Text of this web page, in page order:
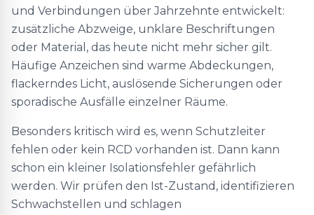
und Verbindungen über Jahrzehnte entwickelt:
zusätzliche Abzweige, unklare Beschriftungen
oder Material, das heute nicht mehr sicher gilt.
Häufige Anzeichen sind warme Abdeckungen,
flackerndes Licht, auslösende Sicherungen oder
sporadische Ausfälle einzelner Räume.
Besonders kritisch wird es, wenn Schutzleiter
fehlen oder kein RCD vorhanden ist. Dann kann
schon ein kleiner Isolationsfehler gefährlich
werden. Wir prüfen den Ist-Zustand, identifizieren
Schwachstellen und schlagen